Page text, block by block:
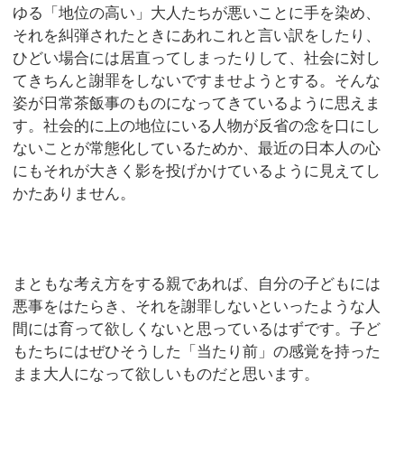
ゆる「地位の高い」大人たちが悪いことに手を染め、
それを糾弾されたときにあれこれと言い訳をしたり、
ひどい場合には居直ってしまったりして、社会に対し
てきちんと謝罪をしないですませようとする。そんな
姿が日常茶飯事のものになってきているように思えま
す。社会的に上の地位にいる人物が反省の念を口にし
ないことが常態化しているためか、最近の日本人の心
にもそれが大きく影を投げかけているように見えてし
かたありません。
まともな考え方をする親であれば、自分の子どもには
悪事をはたらき、それを謝罪しないといったような人
間には育って欲しくないと思っているはずです。子ど
もたちにはぜひそうした「当たり前」の感覚を持った
まま大人になって欲しいものだと思います。